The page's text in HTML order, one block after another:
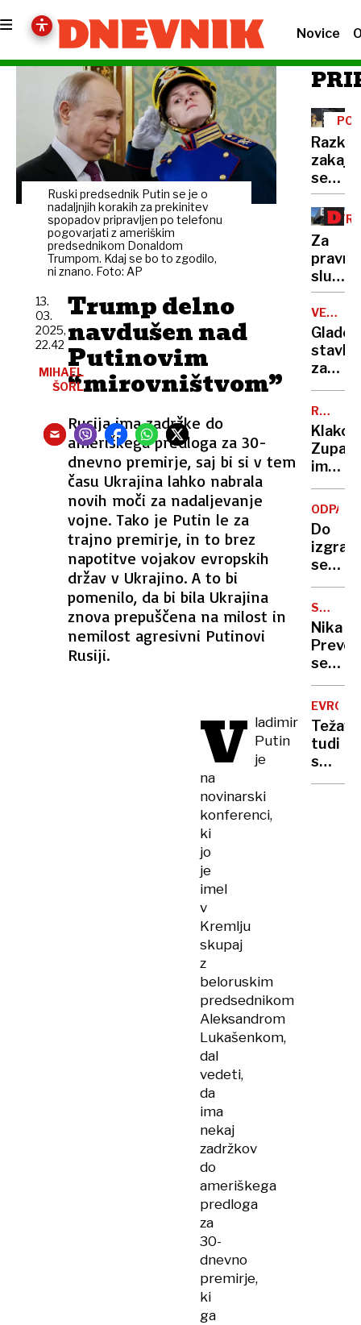
Novice
Ruski predsednik Putin se je o
nadaljnjih korakih za prekinitev
spopadov pripravljen po telefonu
pogovarjati z ameriškim
predsednikom Donaldom
Trumpom. Kdaj se bo to zgodilo,
ni znano. Foto: AP
Trump delno
navdušen nad
Putinovim
“mirovništvom”
Rusija ima zadržke do
ameriškega predloga za 30-
dnevno premirje, saj bi si v tem
času Ukrajina lahko nabrala
novih moči za nadaljevanje
vojne. Tako je Putin le za
trajno premirje, in to brez
napotitve vojakov evropskih
držav v Ukrajino. A to bi
pomenilo, da bi bila Ukrajina
znova prepuščena na milost in
nemilost agresivni Putinovi
Rusiji.
13.
03.
2025,
22.42
MIHAEL
ŠORL
V ladimir
Putin
je
na
novinarski
konferenci,
ki
jo
je
imel
v
Kremlju
skupaj
z
beloruskim
predsednikom
Aleksandrom
Lukašenkom,
dal
vedeti,
da
ima
nekaj
zadržkov
do
ameriškega
predloga
za
30-
dnevno
premirje,
ki
ga
zakaj
se
zapira
Za
pravno
službo
zbora
Gen-
I ni
VELIKA
stavka
zaradi
RUMENE
NOVICE
ima
menda
kupil
Do
bo
treba
najti
rešitve
v
tujini
SKOKI
Nika
Prevc
se
bolj
veseli
kot
Težave
tudi
s
finsko